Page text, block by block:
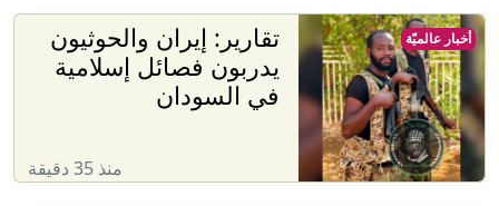
تقارير: إيران والحوثيون
يدربون فصائل إسلامية
في السودان
منذ 35 دقيقة
أخبار عالميّة